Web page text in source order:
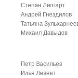
Степан Липгарт
Андрей Гнездилов
Татьяна
Михаил Давыдов
Петр Васильев
Илья Левянт